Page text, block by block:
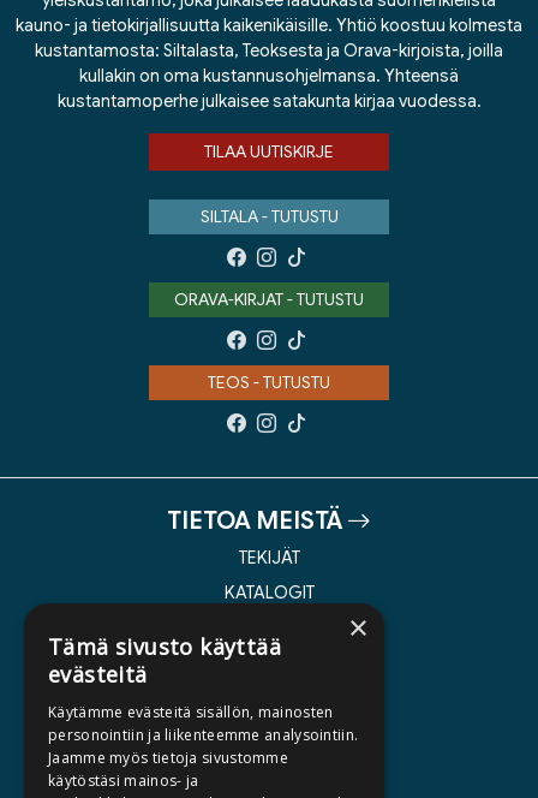
kauno- ja tietokirjallisuutta kaikenikäisille. Yhtiö koostuu kolmesta
kustantamosta: Siltalasta, Teoksesta ja Orava-kirjoista, joilla
kullakin on oma kustannusohjelmansa. Yhteensä
kustantamoperhe julkaisee satakunta kirjaa vuodessa.
TILAA UUTISKIRJE
SILTALA - TUTUSTU
ORAVA-KIRJAT - TUTUSTU
TEOS - TUTUSTU
TIETOA MEISTÄ
TEKIJÄT
KATALOGIT
KIRJA TILAUSTYÖNÄ
MEDIALLE
×
Tämä sivusto käyttää
evästeitä
Käytämme evästeitä sisällön, mainosten
personointiin ja liikenteemme analysointiin.
Jaamme myös tietoja sivustomme
käytöstäsi mainos- ja